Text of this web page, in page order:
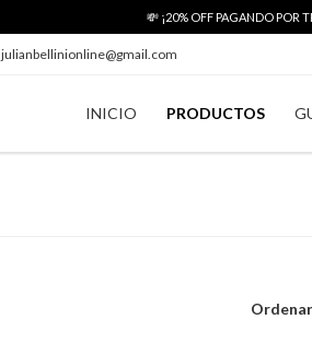
💸 ¡20% OFF PAGANDO POR
julianbellinionline@gmail.com
INICIO PRODUCTOS